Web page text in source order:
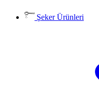
Şeker Ürünleri